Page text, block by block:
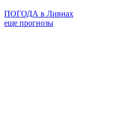
ПОГОДА в Ливнах
еще прогнозы